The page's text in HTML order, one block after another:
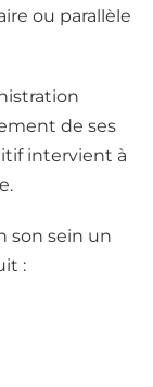
ou parallèle
de ses
intervient à
son sein un
: